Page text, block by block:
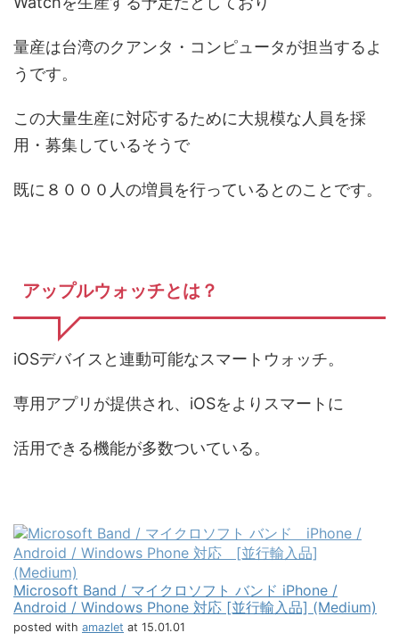
量産は台湾のクアンタ・コンピュータが担当するよ
うです。
この大量生産に対応するために大規模な人員を採
用・募集しているそうで
既に８０００人の増員を行っているとのことです。
アップルウォッチとは？
iOSデバイスと連動可能なスマートウォッチ。
専用アプリが提供され、iOSをよりスマートに
活用できる機能が多数ついている。
Microsoft Band / マイクロソフト バンド iPhone /
Android / Windows Phone 対応 [並行輸入品] (Medium)
posted with amazlet at 15.01.01